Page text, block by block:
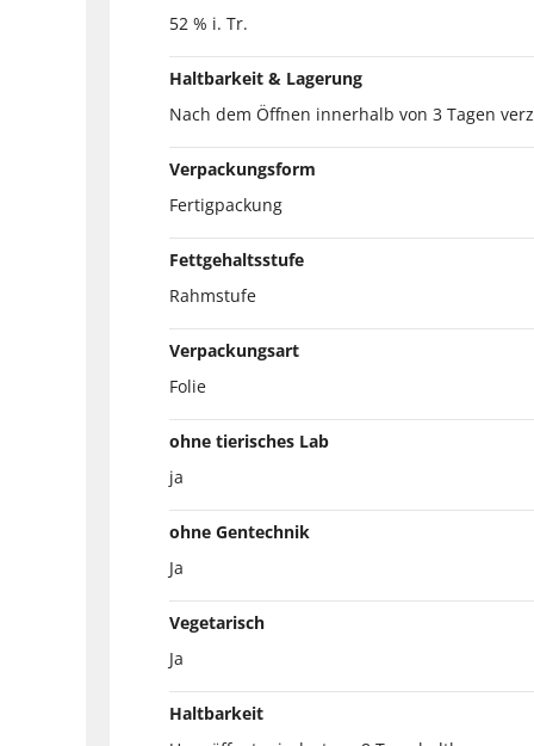
52 % i. Tr.
Haltbarkeit & Lagerung
Nach dem Öffnen innerhalb von 3 Tagen
Verpackungsform
Fertigpackung
Fettgehaltsstufe
Rahmstufe
Verpackungsart
Folie
ohne tierisches Lab
ja
ohne Gentechnik
Ja
Vegetarisch
Ja
Haltbarkeit